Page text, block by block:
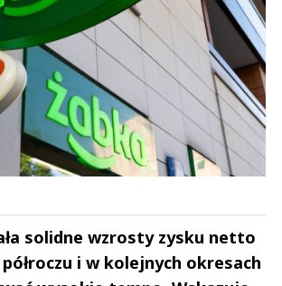
solidne wzrosty zysku netto
i w kolejnych okresach